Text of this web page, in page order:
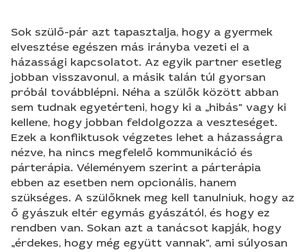
Sok szülő-pár azt tapasztalja, hogy a gyermek
elvesztése egészen más irányba vezeti el a
házassági kapcsolatot. Az egyik partner esetleg
jobban visszavonul, a másik talán túl gyorsan
próbál továbblépni. Néha a szülők között abban
sem tudnak egyetérteni, hogy ki a „hibás" vagy ki
kellene, hogy jobban feldolgozza a veszteséget.
Ezek a konfliktusok végzetes lehet a házasságra
nézve, ha nincs megfelelő kommunikáció és
párterápia. Véleményem szerint a párterápia
ebben az esetben nem opcionális, hanem
szükséges. A szülőknek meg kell tanulniuk, hogy az
ő gyászuk eltér egymás gyászától, és hogy ez
rendben van. Sokan azt a tanácsot kapják, hogy
„érdekes, hogy még együtt vannak", ami súlyosan